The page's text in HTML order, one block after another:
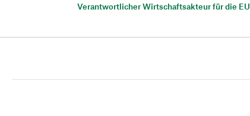
Verantwortlicher Wirtschaftsakteur für die EU